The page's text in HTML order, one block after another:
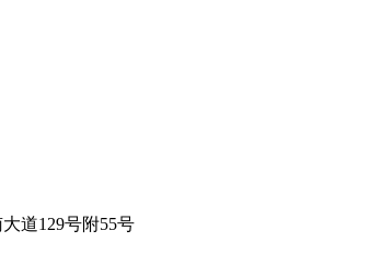
道129号附55号